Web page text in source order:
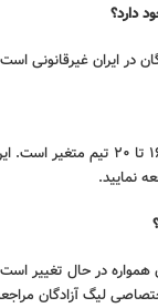
دارد؟
در ایران غیرقانونی
تعداد تیم‌های حاضر در لیگ
نمایید.
در حال تغییر
لیگ آزادگان